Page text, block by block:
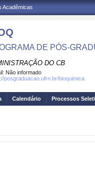
Acadêmicas
DE PÓS-
DO CB
Não informado
posgraduacao.ufrn.br/bioquimica
Calendário Processos